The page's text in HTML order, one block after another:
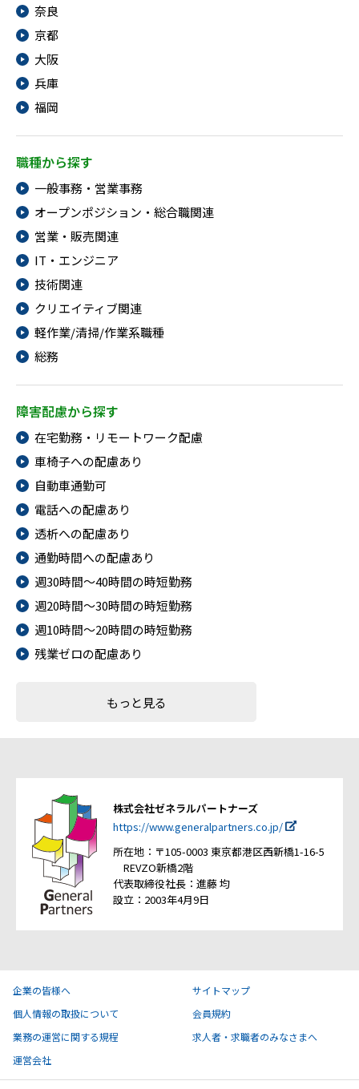
奈良
京都
大阪
兵庫
福岡
職種から探す
一般事務・営業事務
オープンポジション・総合職関連
営業・販売関連
IT・エンジニア
技術関連
クリエイティブ関連
軽作業/清掃/作業系職種
総務
障害配慮から探す
在宅勤務・リモートワーク配慮
車椅子への配慮あり
自動車通勤可
電話への配慮あり
透析への配慮あり
通勤時間への配慮あり
週30時間～40時間の時短勤務
週20時間～30時間の時短勤務
週10時間～20時間の時短勤務
残業ゼロの配慮あり
もっと見る
株式会社ゼネラルパートナーズ
https://www.generalpartners.co.jp/
所在地：〒105-0003 東京都港区西新橋1-16-5
REVZO新橋2階
代表取締役社長：進藤 均
設立：2003年4月9日
企業の皆様へ
サイトマップ
個人情報の取扱について
会員規約
業務の運営に関する規程
求人者・求職者のみなさまへ
運営会社